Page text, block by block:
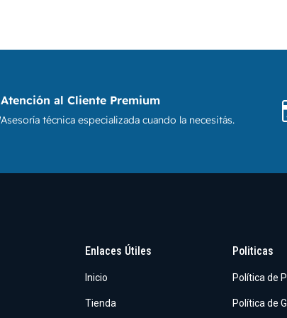
Atención al Cliente Premium
Asesoría técnica especializada cuando la necesitás.
Enlaces Útiles
Inicio
Tienda
Politicas
Política de
Política de